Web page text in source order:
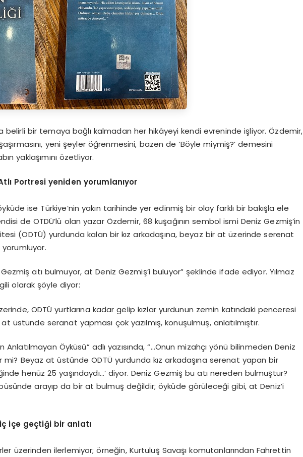
belirli bir temaya bağlı kalmadan her hikâyeyi kendi evreninde işliyor. Özdemir,
yeni şeyler öğrenmesini, bazen de ‘Böyle miymiş?’ demesini
yaklaşımını özetliyor.
Portresi yeniden yorumlanıyor
ise Türkiye’nin yakın tarihinde yer edinmiş bir olay farklı bir bakışla ele
de OTDÜ’lü olan yazar Özdemir, 68 kuşağının sembol ismi Deniz Gezmiş’in
(ODTÜ) yurdunda kalan bir kız arkadaşına, beyaz bir at üzerinde serenat
atı bulmuyor, at Deniz Gezmiş’i buluyor” şeklinde ifade ediyor. Yılmaz
olarak şöyle diyor:
ODTÜ yurtlarına kadar gelip kızlar yurdunun zemin katındaki penceresi
üstünde seranat yapması çok yazılmış, konuşulmuş, anlatılmıştır.
Anlatılmayan Öyküsü” adlı yazısında, “…Onun mizahçı yönü bilinmeden Deniz
mi? Beyaz at üstünde ODTÜ yurdunda kız arkadaşına serenat yapan bir
henüz 25 yaşındaydı…’ diyor. Deniz Gezmiş bu atı nereden bulmuştur?
arayıp da bir at bulmuş değildir; öyküde görüleceği gibi, at Deniz’i
içe geçtiği bir anlatı
üzerinden ilerlemiyor; örneğin, Kurtuluş Savaşı komutanlarından Fahrettin